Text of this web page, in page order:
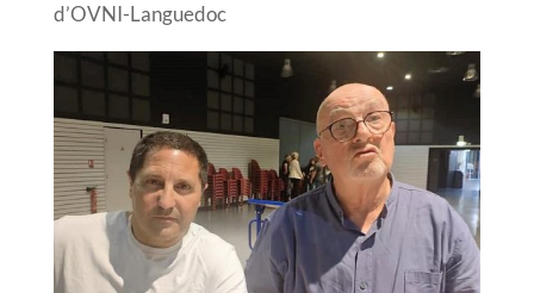
d’OVNI-Languedoc